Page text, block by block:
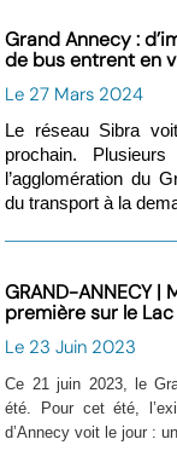
Grand Annecy :
de bus entrent en
Le 27 Mars 2024
Le réseau Sibra
prochain.
l’agglomération du
du transport à la
GRAND-ANNECY |
première sur le Lac
Le 23 Juin 2023
Ce 21 juin 2023, le
été.
Pour cet été,
d’Annecy voit le jour :